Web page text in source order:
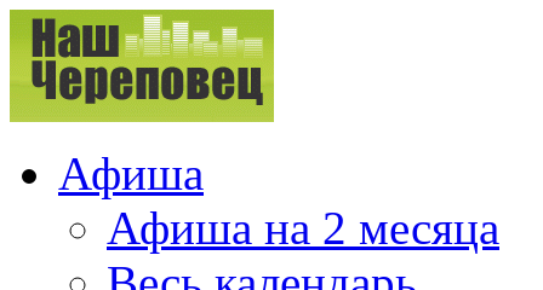
Афиша
Афиша на 2 месяца